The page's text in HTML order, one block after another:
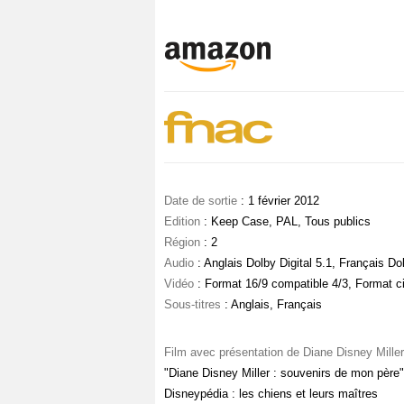
Date de sortie : 1 février 2012
Edition : Keep Case, PAL, Tous publics
Région : 2
Audio : Anglais Dolby Digital 5.1, Français
Vidéo : Format 16/9 compatible 4/3, Format
Sous-titres : Anglais, Français
Film avec présentation de Diane Disney Miller
"Diane Disney Miller : souvenirs de mon père"
Disneypédia : les chiens et leurs maîtres